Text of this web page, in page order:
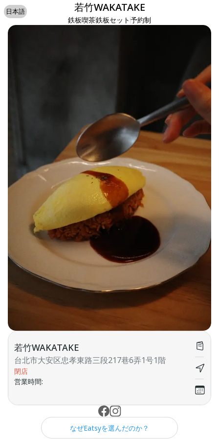
日本語 若竹WAKATAKE
鉄板喫茶鉄板セット 予約制
若竹WAKATAKE
台北市大安区忠孝東路三段217巷6弄1号1階
閉店
営業時間:
なぜEatsyを選んだのか？